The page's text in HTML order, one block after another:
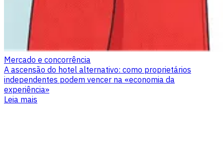
Mercado e concorrência
A ascensão do hotel alternativo: como proprietários
independentes podem vencer na «economia da
experiência»
Leia mais